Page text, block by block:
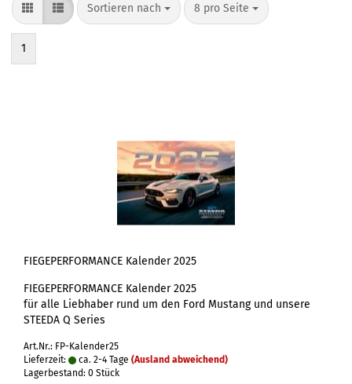
Sortieren nach
Sortieren nach 8 pro Seite
pro Seite
1
FIEGEPERFORMANCE Kalender 2025
FIEGEPERFORMANCE Kalender 2025
für alle Liebhaber rund um den Ford Mustang und unsere
STEEDA Q Series
Art.Nr.: FP-Kalender25
Lieferzeit:
ca. 2-4 Tage (Ausland abweichend)
Lagerbestand: 0 Stück